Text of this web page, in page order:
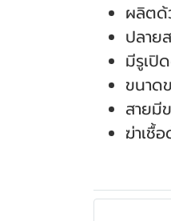
ผลิตด้
ปลาย
มีรูเปิ
ขนาด
สายมี
ฆ่าเชื้